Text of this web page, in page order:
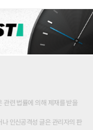
관련 법률에 의해 제재를 받을
인신공격성 글은 관리자의 판